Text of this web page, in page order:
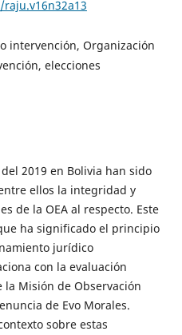
intervención, Organización
elecciones
2019 en Bolivia han sido
ellos la integridad y
de la OEA al respecto. Este
ha significado el principio
jurídico
con la evaluación
Misión de Observación
de Evo Morales.
sobre estas